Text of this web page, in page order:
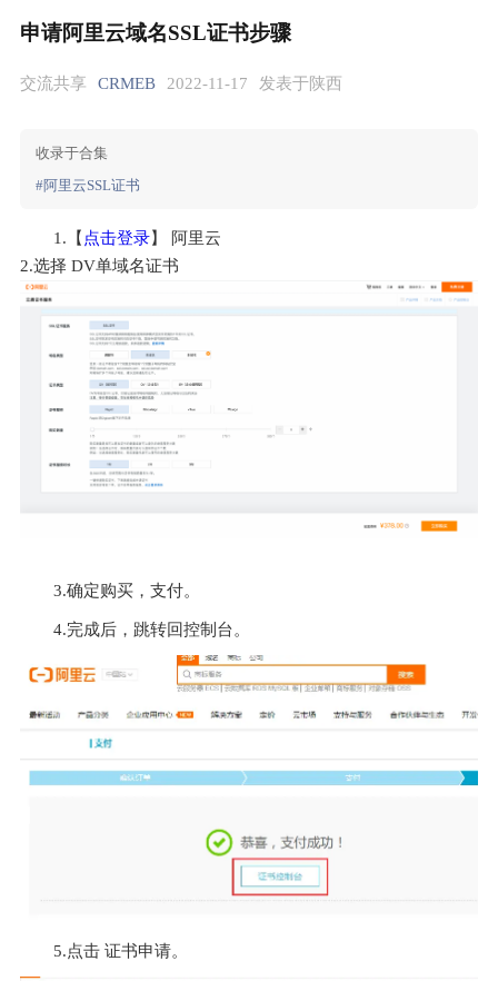
申请阿里云域名SSL证书步骤
交流共享 CRMEB 2022-11-17 发表于陕西
收录于合集
#阿里云SSL证书
1.【 点击登录】 阿里云
2.选择 DV单域名证书
3.确定购买，支付。
4.完成后，跳转回控制台。
5.点击 证书申请。